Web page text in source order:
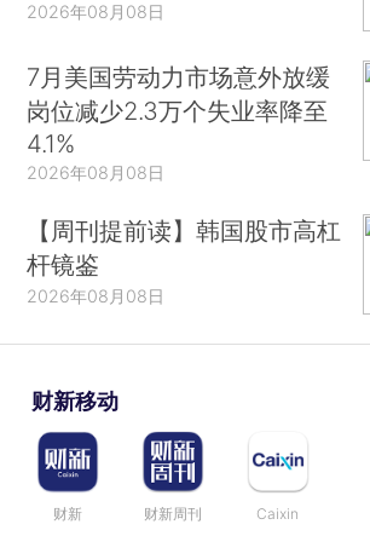
2026年08月08日
7月美国劳动力市场意外放缓
岗位减少2.3万个失业率降至
4.1%
2026年08月08日
【周刊提前读】韩国股市高杠
杆镜鉴
2026年08月08日
财新移动
财新 财新周刊 Caixin